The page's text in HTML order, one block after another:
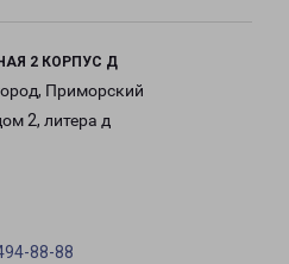
2 КОРПУС Д
Приморский
2, литера д
88-88